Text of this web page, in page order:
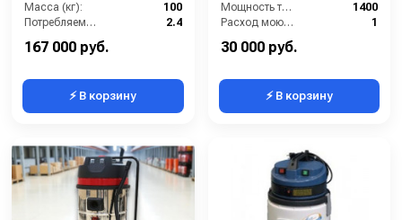
Масса (кг):
100
Потребляемая мощность (кВт):
2.4
167 000 руб.
⚡ В корзину
Мощность турбины (Вт):
1400
Расход моющего раствора (л/мин):
1
Разряжение (мБар):
30 000 руб.
⚡ В корзину